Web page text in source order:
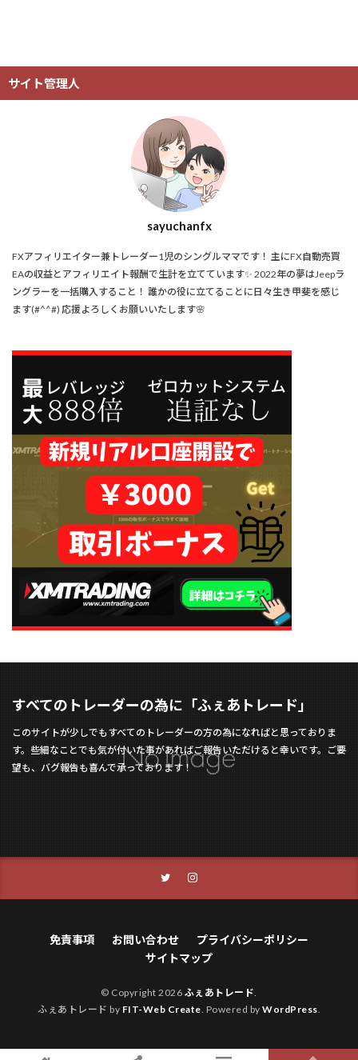
サイト管理人
sayuchanfx
FXアフィリエイター兼トレーダー1児のシングルママです！ 主にFX自動売買
EAの収益とアフィリエイト報酬で生計を立てています✨ 2022年の夢はJeepラ
ングラーを一括購入すること！ 誰かの役に立てることに日々生き甲斐を感じ
ます(#^^#) 応援よろしくお願いいたします🌸
すべてのトレーダーの為に「ふぇあトレード」
このサイトが少しでもすべてのトレーダーの方の為になればと思っておりま
す。些細なことでも気が付いた事があればご報告いただけると幸いです。ご要
望も、バグ報告も喜んで承っております！
免責事項 お問い合わせ
プライバシーポリシー
サイトマップ
© Copyright 2026 ふぇあトレード.
ふぇあトレード by FIT-Web Create. Powered by WordPress.